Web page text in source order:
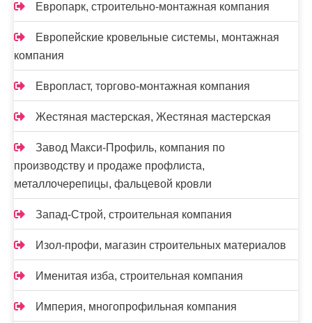
Европарк, строительно-монтажная компания
Европейские кровельные системы, монтажная
компания
Европласт, торгово-монтажная компания
Жестяная мастерская, Жестяная мастерская
Завод Макси-Профиль, компания по
производству и продаже профлиста,
металлочерепицы, фальцевой кровли
Запад-Строй, строительная компания
Изол-профи, магазин строительных материалов
Именитая изба, строительная компания
Империя, многопрофильная компания